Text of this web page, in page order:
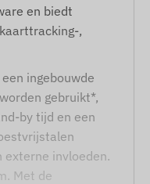
en biedt
,
ingebouwde
gebruikt*,
by tijd en een
externe invloeden.
Met de